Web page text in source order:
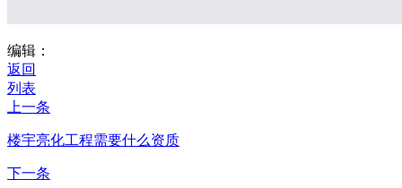
编辑：
返回
列表
上一条
楼宇亮化工程需要什么资质
下一条